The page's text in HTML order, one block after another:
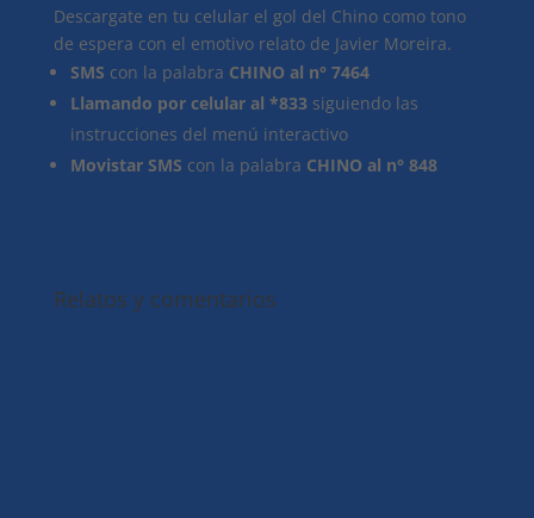
Descargate en tu celular el gol del Chino como tono
de espera con el emotivo relato de Javier Moreira.
SMS con la palabra CHINO al n° 7464
Llamando por celular al *833siguiendo las
instrucciones del menú interactivo
Movistar SMS con la palabra CHINO al n° 848
Relatos y comentarios